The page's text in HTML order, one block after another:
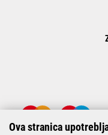
Ova stranica